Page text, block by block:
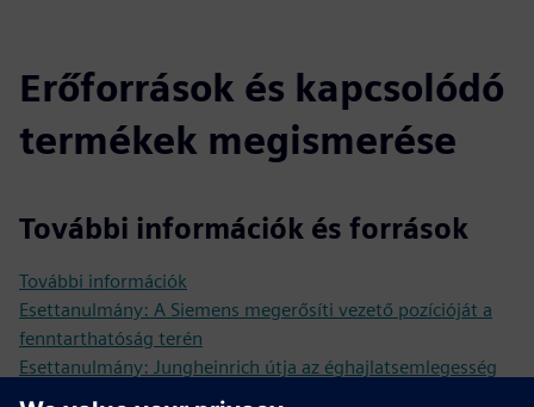
Erőforrások és kapcsolódó
termékek megismerése
További információk és források
További információk
Esettanulmány: A Siemens megerősíti vezető pozícióját a
fenntarthatóság terén
Esettanulmány: Jungheinrich útja az éghajlatsemlegesség
és a körforgásos gazdaság felé